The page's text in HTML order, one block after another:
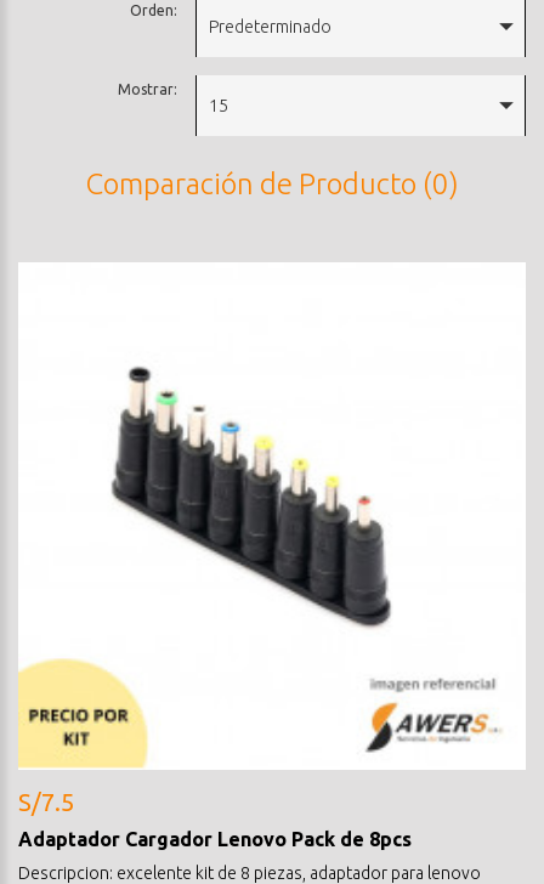
Orden:
Predeterminado
Mostrar:
15
Comparación de Producto (0)
S/7.5
Adaptador Cargador Lenovo Pack de 8pcs
Descripcion: excelente kit de 8 piezas, adaptador para lenovo